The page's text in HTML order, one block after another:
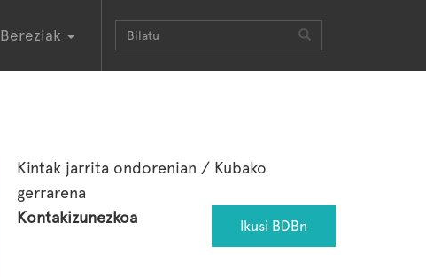
Bereziak
Kintak jarrita ondorenian / Kubako
gerrarena
Kontakizunezkoa
Ikusi BDBn